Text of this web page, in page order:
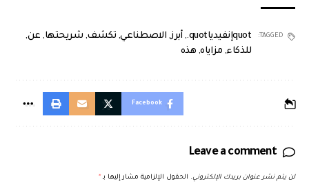
TAGGED: quotإنفيدياquot. , أبرز, الاصطناعي, تكشف, شريحتها, عن,
للذكاء, مزاياه, هذه
Facebook
Leave a comment
لن يتم نشر عنوان بريدك الإلكتروني. الحقول الإلزامية مشار إليها بـ *